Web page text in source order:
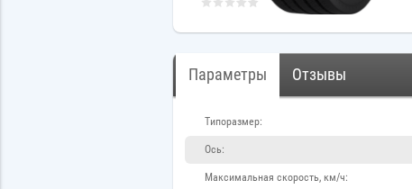
Параметры Отзывы
Типоразмер:
Ось:
Максимальная скорость, км/ч: